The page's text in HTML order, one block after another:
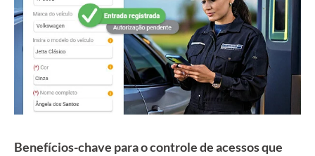
Benefícios-chave para o controle de acessos que